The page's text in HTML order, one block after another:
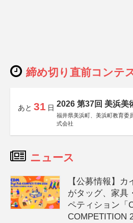
締め切り直前コンテ
あと 31 日 2026 第37回 美浜美
福井県美浜町、美浜町教育委
式会社
ニュース
【公募情報】
がタッグ、家具
ペティション「
COMPETITION